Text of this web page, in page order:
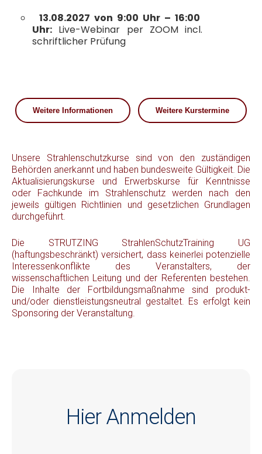
13.08.2027 von 9:00 Uhr – 16:00
Uhr: Live-Webinar per ZOOM incl.
schriftlicher Prüfung
Weitere Informationen Weitere Kurstermine
Unsere Strahlenschutzkurse sind von den zuständigen
Behörden anerkannt und haben bundesweite Gültigkeit. Die
Aktualisierungskurse und Erwerbskurse für Kenntnisse
oder Fachkunde im Strahlenschutz werden nach den
jeweils gültigen Richtlinien und gesetzlichen Grundlagen
durchgeführt.
Die STRUTZING StrahlenSchutzTraining UG
(haftungsbeschränkt) versichert, dass keinerlei potenzielle
Interessenkonflikte des Veranstalters, der
wissenschaftlichen Leitung und der Referenten bestehen.
Die Inhalte der Fortbildungsmaßnahme sind produkt-
und/oder dienstleistungsneutral gestaltet. Es erfolgt kein
Sponsoring der Veranstaltung.
Hier Anmelden